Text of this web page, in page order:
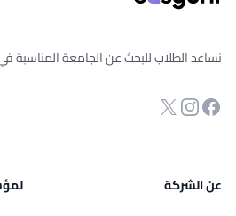
نساعد الطلاب للبحث عن الجامعة المناسبة في
صفحة الفيسبوك
انستجرام
Twitter
عن الشركة